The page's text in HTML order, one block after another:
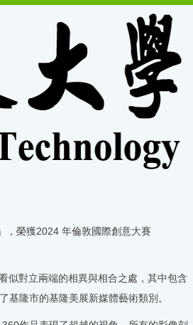
，榮獲2024 年倫敦國際創意大賽
似對立兩端的相異與相合之處，其中包含
隆市的基隆美展新媒體藝術類別。